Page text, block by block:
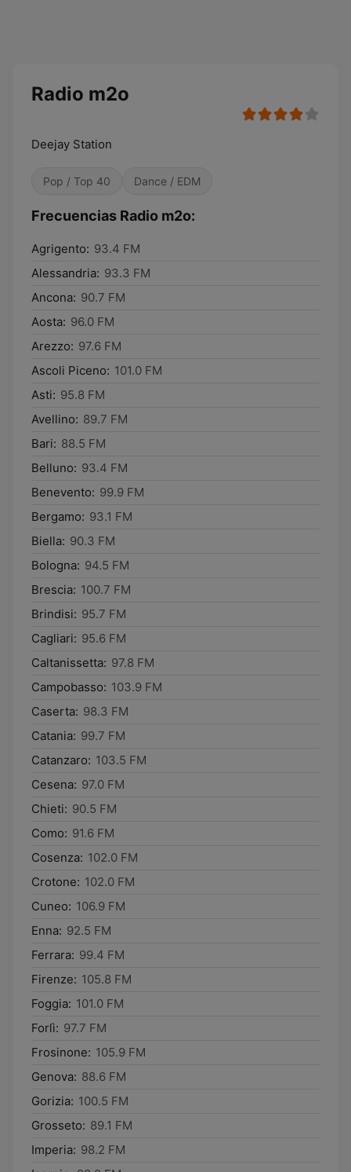
Radio m2o
Deejay Station
Pop / Top 40 Dance / EDM
Frecuencias Radio m2o:
Agrigento: 93.4 FM
Alessandria: 93.3 FM
Ancona: 90.7 FM
Aosta: 96.0 FM
Arezzo: 97.6 FM
Ascoli Piceno: 101.0 FM
Asti: 95.8 FM
Avellino: 89.7 FM
Bari: 88.5 FM
Belluno: 93.4 FM
Benevento: 99.9 FM
Bergamo: 93.1 FM
Biella: 90.3 FM
Bologna: 94.5 FM
Brescia: 100.7 FM
Brindisi: 95.7 FM
Cagliari: 95.6 FM
Caltanissetta: 97.8 FM
Campobasso: 103.9 FM
Caserta: 98.3 FM
Catania: 99.7 FM
Catanzaro: 103.5 FM
Cesena: 97.0 FM
Chieti: 90.5 FM
Como: 91.6 FM
Cosenza: 102.0 FM
Crotone: 102.0 FM
Cuneo: 106.9 FM
Enna: 92.5 FM
Ferrara: 99.4 FM
Firenze: 105.8 FM
Foggia: 101.0 FM
Forlì: 97.7 FM
Frosinone: 105.9 FM
Genova: 88.6 FM
Gorizia: 100.5 FM
Grosseto: 89.1 FM
Imperia: 98.2 FM